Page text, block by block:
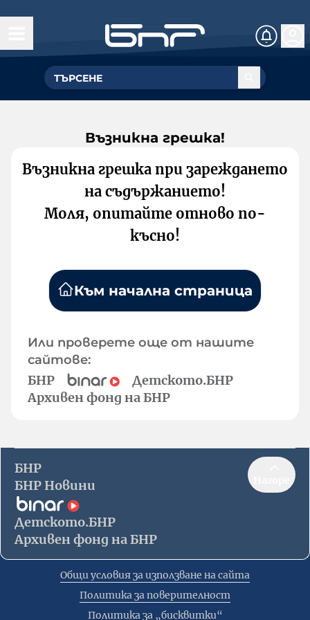
Възникна грешка!
Възникна грешка при зареждането
на съдържанието!
Моля, опитайте отново по-
късно!
Към начална страница
Или проверете още от нашите
сайтове:
БНР
Детското.БНР
Архивен фонд на БНР
БНР
БНР Новини
Детското.БНР
Архивен фонд на БНР
Общи условия за използване на сайта
Политика за поверителност
Политика за „бисквитки“